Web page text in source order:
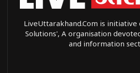
LiveUttarakhand.Com is
Solutions', A organisation
and information